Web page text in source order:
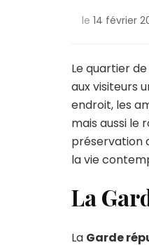
le 14 février
Le quartier
aux visiteurs
endroit, les
mais aussi le
préservation
la vie
La
La Garde